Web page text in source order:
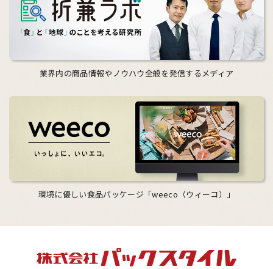
業界内の商品情報やノウハウ全般を発信するメディア
環境に優しい食品パッケージ「weeco（ウィーコ）」